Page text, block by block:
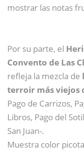
mostrar las notas
Por su parte, el
Convento de Las
refleja la mezcla de
terroir más viejos
Pago de Carrizos,
Libros, Pago del
San Juan-.
Muestra color